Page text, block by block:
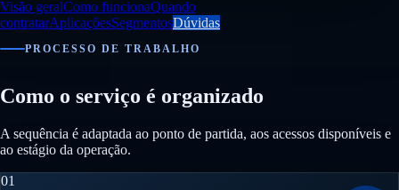
Visão geralComo funcionaQuando
contratarAplicaçõesSegmentosDúvidas
PROCESSO DE TRABALHO
Como o serviço é organizado
A sequência é adaptada ao ponto de partida, aos acessos disponíveis e
ao estágio da operação.
01